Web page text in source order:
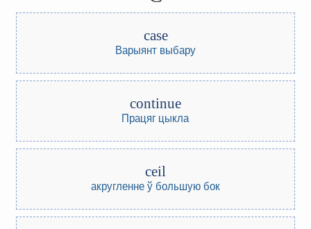
case
Варыянт выбару
continue
Працяг цыкла
ceil
акругленне ў большую бок